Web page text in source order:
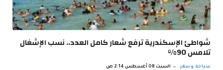
شواطئ الإسكندرية ترفع شعار كامل العدد.. نسب الإشغال
تلامس 90%
سياحة وسفر السبت 08 أغسطس 2:14 ص